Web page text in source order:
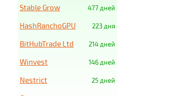
477 дней
Stable Grow
223 дня
HashRanchoGPU
214 дней
BitHubTrade Ltd
146 дней
Winvest
25 дней
Nestrict